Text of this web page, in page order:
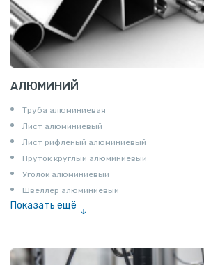
АЛЮМИНИЙ
Труба алюминиевая
Лист алюминиевый
Лист рифленый алюминиевый
Пруток круглый алюминиевый
Уголок алюминиевый
Швеллер алюминиевый
Показать ещё
Шина электротехническая